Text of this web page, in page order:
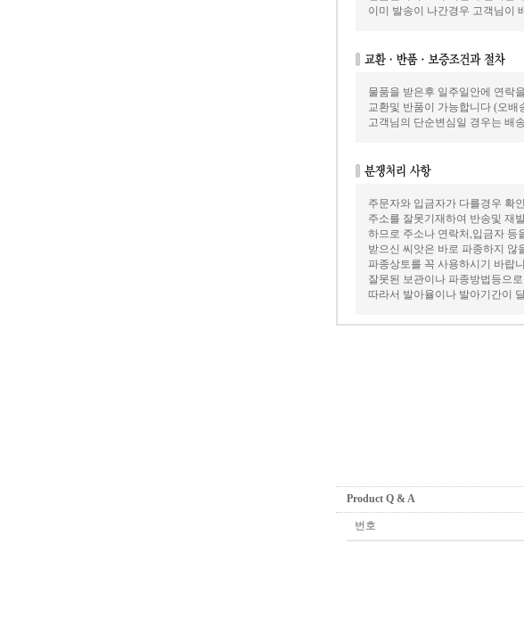
이미 발송이 나간경우 고객님이
물품을 받은후 일주일안에 연락
교환및 반품이 가능합니다 (오
고객님의 단순변심일 경우는 배
주문자와 입금자가 다를경우 확
주소를 잘못기재하여 반송및 재
하므로 주소나 연락처,입금자 등
받으신 씨앗은 바로 파종하지 않
파종상토를 꼭 사용하시기 바랍
잘못된 보관이나 파종방법등으
따라서 발아율이나 발아기간이
Product Q & A
번호